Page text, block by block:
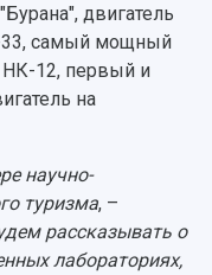
двигатель
33, самый мощный
НК-12, первый и
на
научно-
туризма, –
рассказывать о
лабораториях,